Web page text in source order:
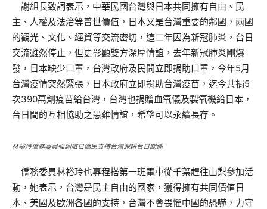
謝組長致詞表示，中華民國台灣與日本共同擁有自由、民
主、人權及法治等普世價值，日本又是台灣重要的鄰國，兩國
的觀光、文化、經貿等交流密切，這二年因為新冠肺炎，台日
交流雖然停止，但更彰顯雙方深厚情誼，去年新冠肺炎剛爆
發，日本缺少口罩，台灣政府及民間立即捐助口罩，今年5月
台灣疫情突然緊張，日本政府立即捐助台灣疫苗，迄今共捐5
次390萬劑疫苗給台灣，台灣也捐贈血氧儀及製氧機給日本，
台日間的互相協助之患難情誼，希望可以永續長存。
林裕玲僑務委員強調旅日僑民支持台灣深耕台日關係
僑務委員林裕玲也專程搭第一班電車從千葉趕往山梨參加活
動，她表示，台灣是民主自由的國家，獲得擁有共同價值日
本、美國及歐洲各國的支持，台灣不會畏懼中國的恐嚇，力守